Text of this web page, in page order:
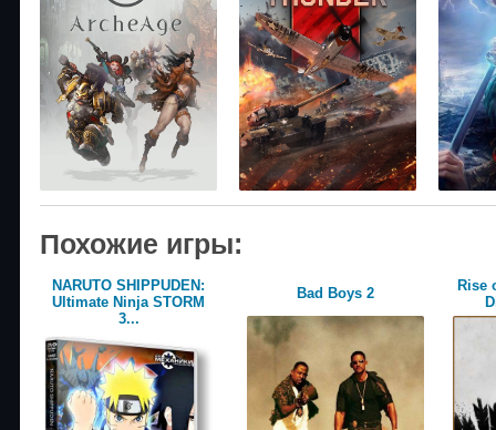
Похожие игры:
NARUTO SHIPPUDEN:
Ultimate Ninja STORM
3...
Bad Boys 2
Rise